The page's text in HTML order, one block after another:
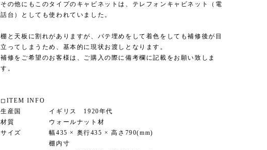
その他にもこのタイプのキャビネットは、テレフォンキャビネット（電
話台）としても使われていました。
棚と天板に割れがありますが、パテ埋めをして着色をしても補修後が目
立ってしまうため、基本的に現状お渡しとなります。
補修をご希望のお客様は、ご購入の際に備考欄に記載をお願い致しま
す。
◻︎ITEM INFO
生産国 イギリス 1920年代
材質 ウォールナット材
サイズ 幅435 × 奥行435 × 高さ790(mm)
棚内寸